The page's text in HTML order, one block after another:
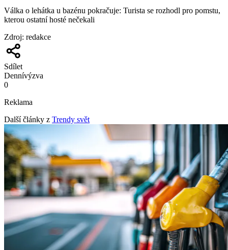
Válka o lehátka u bazénu pokračuje: Turista se rozhodl pro pomstu,
kterou ostatní hosté nečekali
Zdroj: redakce
Sdílet
Dennívýzva
0
Reklama
Další články z Trendy svět